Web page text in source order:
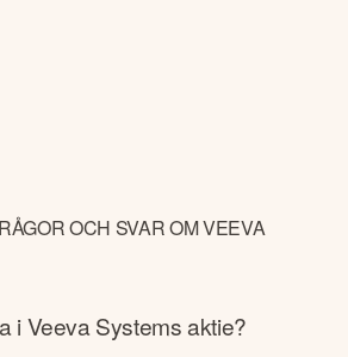
OCH SVAR OM VEEVA
iVeeva Systemsaktie?